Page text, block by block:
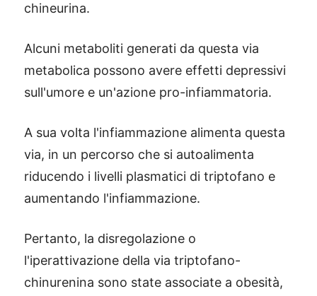
chineurina.
Alcuni metaboliti generati da questa via
metabolica possono avere effetti depressivi
sull'umore e un'azione pro-infiammatoria.
A sua volta l'infiammazione alimenta questa
via, in un percorso che si autoalimenta
riducendo i livelli plasmatici di triptofano e
aumentando l'infiammazione.
Pertanto, la disregolazione o
l'iperattivazione della via triptofano-
chinurenina sono state associate a obesità,